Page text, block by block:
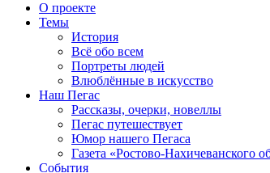
О проекте
Темы
История
Всё обо всем
Портреты людей
Влюблённые в искусство
Наш Пегас
Рассказы, очерки, новеллы
Пегас путешествует
Юмор нашего Пегаса
Газета «Ростово-Нахичеванского
События